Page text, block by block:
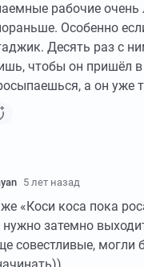
рабочие
Особенно
Десять раз с
чтобы он пришёл в
а он уже
5 лет назад
«Коси коса пока
нужно затемно
совестливые, могли